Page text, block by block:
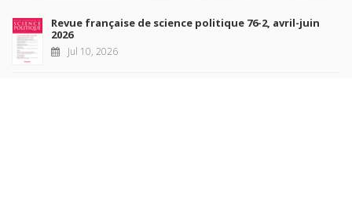
Revue française de science politique 76-2, avril-juin
2026
Jul 10, 2026